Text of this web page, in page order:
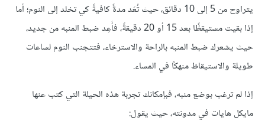
يتراوح من 5 إلى 10 دقائق، حيث تُعَد مدةً كافيةً كي تخلد إلى النوم؛ أما
إذا بقيت مستيقظًا بعد 15 أو 20 دقيقةً، فأَعِد ضبط المنبه من جديد،
حيث يشعرك ضبط المنبه بالراحة والاسترخاء، فتتجنب النوم لساعات
طويلة والاستيقاظ منهكًا في المساء.
إذا لم ترغب بوضع منبه، فبإمكانك تجربة هذه الحيلة التي كتب عنها
مايكل هايات في مدونته، حيث يقول: